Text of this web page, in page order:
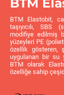
BTM
BTM Elastobit,
taşıyıcılı, SBS
modifiye edilmiş
yüzeyleri PE
özellik gösteren,
uygulanan bir su
BTM olarak
özelliğe sahip